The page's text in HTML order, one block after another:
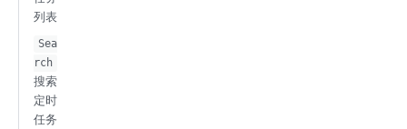
列表
Sea
rch
搜索
定时
任务